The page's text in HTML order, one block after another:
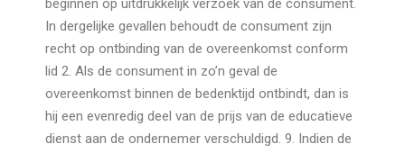
beginnen op uitdrukkelijk verzoek van de consument.
In dergelijke gevallen behoudt de consument zijn
recht op ontbinding van de overeenkomst conform
lid 2. Als de consument in zo’n geval de
overeenkomst binnen de bedenktijd ontbindt, dan is
hij een evenredig deel van de prijs van de educatieve
dienst aan de ondernemer verschuldigd. 9. Indien de